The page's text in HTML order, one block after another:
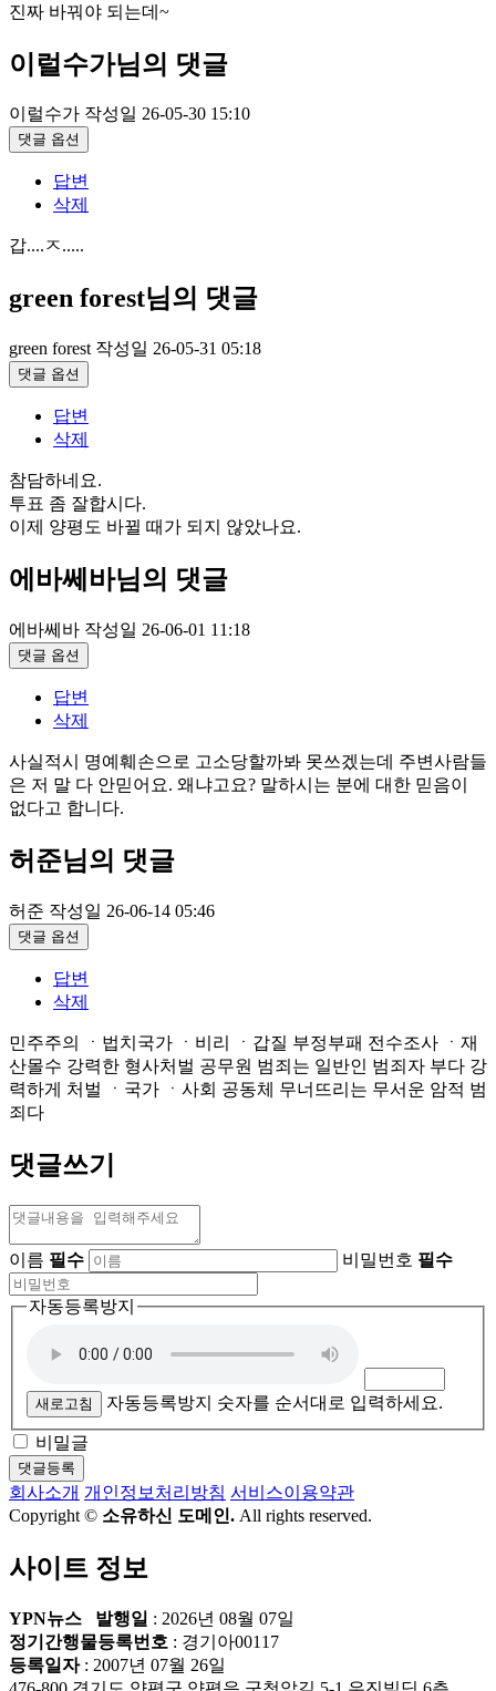
진짜 바꿔야 되는데~
이럴수가님의 댓글
이럴수가 작성일 26-05-30 15:10
댓글 옵션
답변
삭제
갑....ㅈ.....
green forest님의 댓글
green forest 작성일 26-05-31 05:18
댓글 옵션
답변
삭제
참담하네요.
투표 좀 잘합시다.
이제 양평도 바뀔 때가 되지 않았나요.
에바쎄바님의 댓글
에바쎄바 작성일 26-06-01 11:18
댓글 옵션
답변
삭제
사실적시 명예훼손으로 고소당할까봐 못쓰겠는데 주변사람들
은 저 말 다 안믿어요. 왜냐고요? 말하시는 분에 대한 믿음이
없다고 합니다.
허준님의 댓글
허준 작성일 26-06-14 05:46
댓글 옵션
답변
삭제
민주주의 ㆍ법치국가 ㆍ비리 ㆍ갑질 부정부패 전수조사 ㆍ재
산몰수 강력한 형사처벌 공무원 범죄는 일반인 범죄자 부다 강
력하게 처벌 ㆍ국가 ㆍ사회 공동체 무너뜨리는 무서운 암적 범
죄다
댓글쓰기
이름 필수 비밀번호 필수
자동등록방지
새로고침 자동등록방지 숫자를 순서대로 입력하세요.
비밀글
댓글등록
회사소개 개인정보처리방침 서비스이용약관
Copyright © 소유하신 도메인. All rights reserved.
사이트 정보
YPN뉴스 발행일 : 2026년 08월 07일
정기간행물등록번호 : 경기아00117
등록일자: 2007년 07월 26일